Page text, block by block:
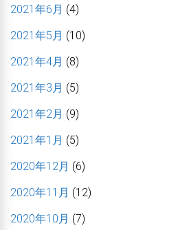
2021年6月 (4)
2021年5月 (10)
2021年4月 (8)
2021年3月 (5)
2021年2月 (9)
2021年1月 (5)
2020年12月 (6)
2020年11月 (12)
2020年10月 (7)